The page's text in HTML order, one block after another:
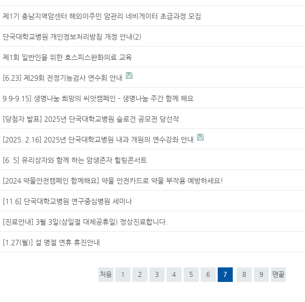
제1기 충남지역암센터 해외이주민 암관리 네비게이터 초급과정 모집
단국대학교병원 개인정보처리방침 개정 안내(2)
제1회 일반인을 위한 호스피스완화의료 교육
[6.23] 제29회 전정기능검사 연수회 안내
9.9-9.15] 생명나눔 희망의 씨앗캠페인 - 생명나눔 주간 함께 해요
[당첨자 발표] 2025년 단국대학교병원 슬로건 공모전 당선작
[2025. 2.16] 2025년 단국대학교병원 내과 개원의 연수강좌 안내
[6. 5] 유리상자와 함께 하는 암생존자 힐링콘서트
[2024 약물안전캠페인 함께해요] 약물 안전카드로 약물 부작용 예방하세요!
[11.6] 단국대학교병원 연구중심병원 세미나
[진료안내] 3월 3일(삼일절 대체공휴일) 정상진료합니다.
[1.27(월)] 설 명절 연휴 휴진안내
처음 1 2 3 4 5 6 7 8 9 맨끝